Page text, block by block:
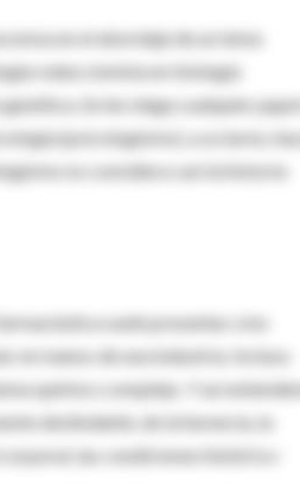
en el abordaje de un tema
reduccionista en biología
Se les niega cualquier papel
(psicologismo), a su turno,
no considera casi la historia
suele presentar a los
manos de una industria. Incluso
químico complejo. Y así
deslindable, de la herencia, la
las condiciones histórico-